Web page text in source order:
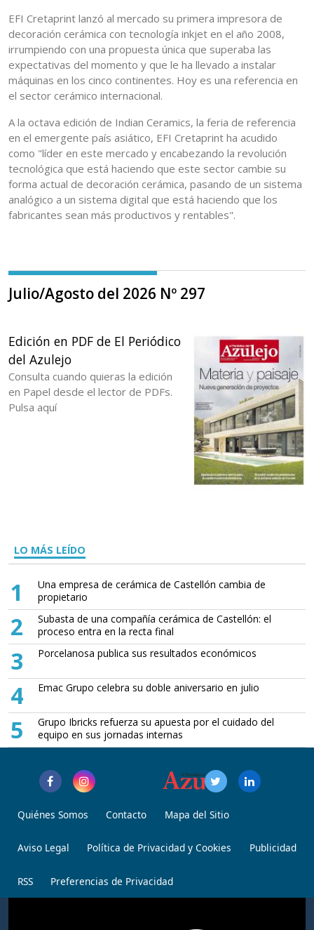
EFI Cretaprint lanzó al mercado su primera impresora de
decoración cerámica con tecnología inkjet en el año 2008,
irrumpiendo con una propuesta única que superaba las
expectativas del momento y que le ha llevado a instalar
máquinas en los cinco continentes. Hoy es una referencia en
el sector cerámico internacional.
A la octava edición de Indian Ceramics, la feria de referencia
en el emergente país asiático, EFI Cretaprint ha acudido
como "líder en este mercado y encabezando la revolución
tecnológica que está haciendo que este sector cambie su
forma actual de decoración cerámica, pasando de un sistema
analógico a un sistema digital que está haciendo que los
fabricantes sean más productivos y rentables".
Julio/Agosto del 2026 Nº 297
Edición en PDF de El Periódico
del Azulejo
Consulta cuando quieras la edición
en Papel desde el lector de PDFs.
Pulsa aquí
LO MÁS LEÍDO
1
Una empresa de cerámica de Castellón cambia de
propietario
2
Subasta de una compañía cerámica de Castellón: el
proceso entra en la recta final
3 Porcelanosa publica sus resultados económicos
4 Emac Grupo celebra su doble aniversario en julio
5
Grupo Ibricks refuerza su apuesta por el cuidado del
equipo en sus jornadas internas
Quiénes Somos Contacto Mapa del Sitio
Aviso Legal Política de Privacidad y Cookies Publicidad
RSS Preferencias de Privacidad